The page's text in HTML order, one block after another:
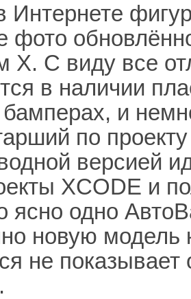
Интернете
фото
Х. С виду все
в наличии
бамперах, и
по
версией
XCODE и
ясно одно
новую модель
не показывает